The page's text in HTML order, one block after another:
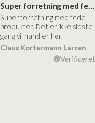
Super forretning med fede produkter
Super forretning med fede
produkter. Det er ikke sidste
gang vil handler her.
Claus Kortermann Larsen
Verificeret